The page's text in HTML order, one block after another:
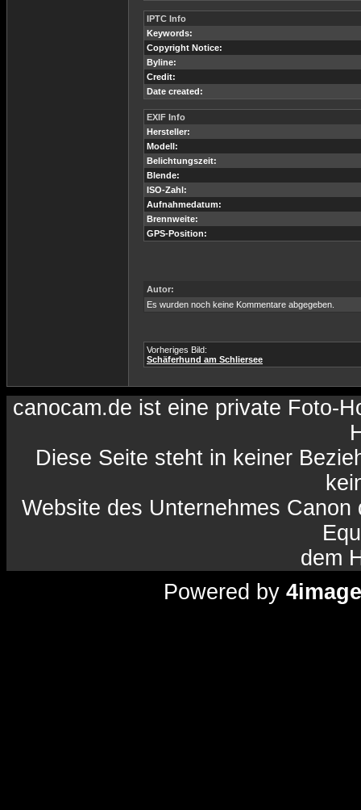
IPTC Info
Keywords:
Copyright Notice:
Byline:
Credit:
Date created:
EXIF Info
Hersteller:
Modell:
Belichtungszeit:
Blende:
ISO-Zahl:
Aufnahmedatum:
Brennweite:
GPS-Position:
Autor:
Es wurden noch keine Kommentare abgegeben.
Vorheriges Bild:
Schäferhund am Schliersee
canocam.de ist eine private Foto-
Diese Seite steht in keiner
Website des Unternehmes
dem
Powered by